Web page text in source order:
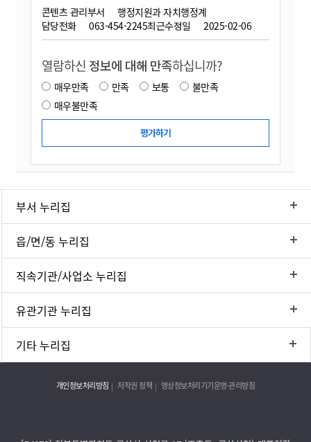
콘텐츠 관리부서
행정지원과 자치행정계
담당전화
063-454-2245최근수정일 2025-02-06
열람하신 정보에 대해 만족하십니까?
매우만족 만족 보통
불만족
매우불만족
부서 누리집
읍/면/동 누리집
직속기관/사업소 누리집
유관기관 누리집
기타 누리집
개인정보처리방침 저작권 정책 영상정보처리기기운영·관리방침